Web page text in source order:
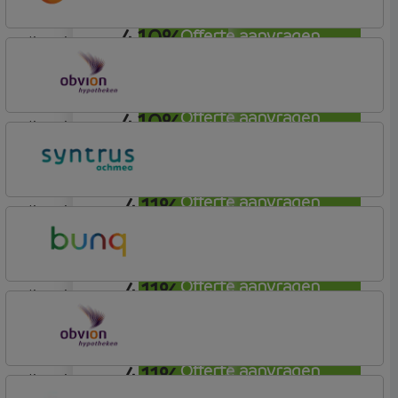
Offerte aanvragen
4,10%
Offerte aanvragen
lineair
4,10%
Offerte aanvragen
Nationale-Nederlanden Bank
Nationale Nederlanden
lineair
4,11%
Offerte aanvragen
Woon Hypotheek
lineair
4,11%
Offerte aanvragen
Basis
lineair
4,11%
Easy Mortgage
lineair